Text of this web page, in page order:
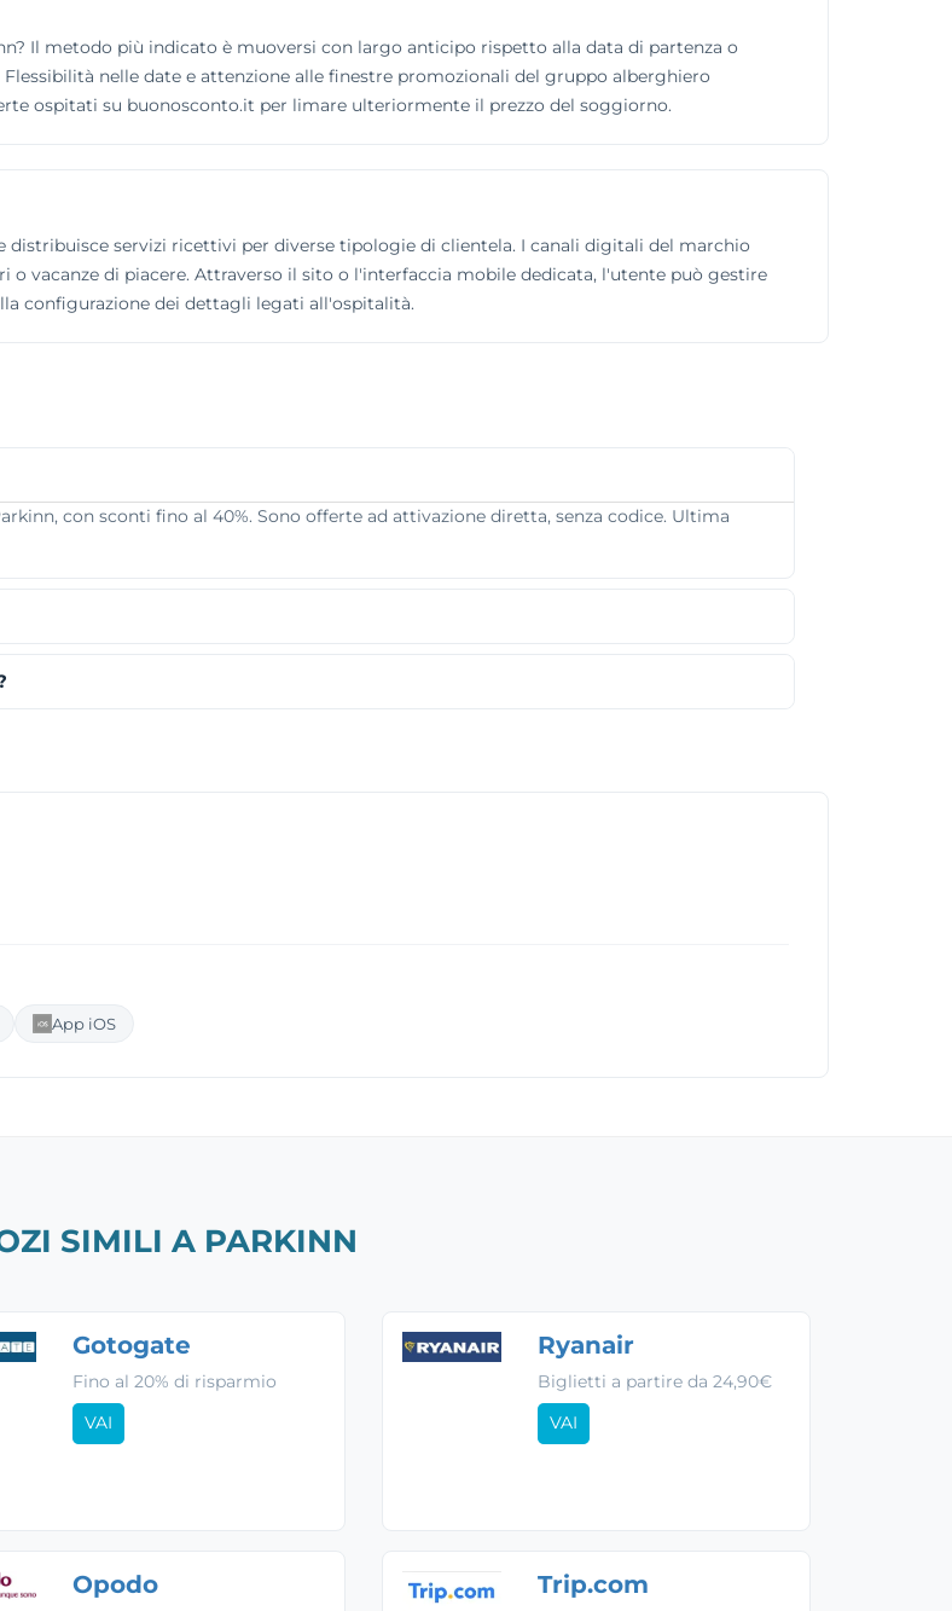
Il metodo più indicato è muoversi con largo anticipo rispetto alla data di partenza o
nelle date e attenzione alle finestre promozionali del gruppo alberghiero
ospitati su buonosconto.it per limare ulteriormente il prezzo del soggiorno.
distribuisce servizi ricettivi per diverse tipologie di clientela. I canali digitali del marchio
vacanze di piacere. Attraverso il sito o l'interfaccia mobile dedicata, l'utente può gestire
configurazione dei dettagli legati all'ospitalità.
con sconti fino al 40%. Sono offerte ad attivazione diretta, senza codice. Ultima
App iOS
SIMILI A PARKINN
Gotogate
Fino al 20% di risparmio
VAI
Ryanair
Biglietti a partire da 24,90€
VAI
Opodo Trip.com